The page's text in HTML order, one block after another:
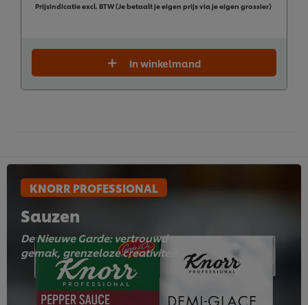
Prijsindicatie excl. BTW (Je betaalt je eigen prijs via je eigen grossier)
In winkelmand
KNORR PROFESSIONAL
Sauzen
De Nieuwe Garde: vertrouwd
gemak, grenzeloze creativiteit